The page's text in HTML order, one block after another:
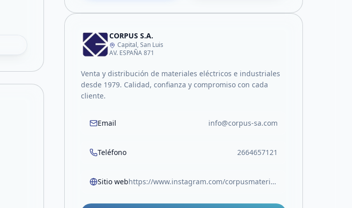
CORPUS S.A.
Capital, San Luis
AV. ESPAÑA 871
Venta y distribución de materiales eléctricos e industriales
desde 1979. Calidad, confianza y compromiso con cada
cliente.
Email info@corpus-sa.com
Teléfono 2664657121
Sitio web https://www.instagram.com/corpusmateriales/